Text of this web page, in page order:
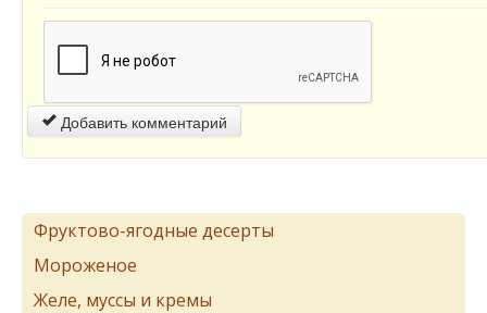
Добавить комментарий
Фруктово-ягодные десерты
Мороженое
Желе, муссы и кремы